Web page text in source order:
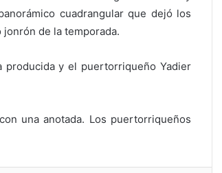
cuadrangular que dejó los
de la temporada.
producida y el puertorriqueño Yadier
una anotada. Los puertorriqueños